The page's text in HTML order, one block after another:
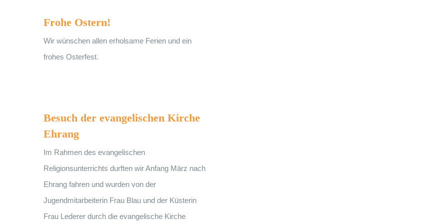
Frohe Ostern!
Wir wünschen allen erholsame Ferien und ein
frohes Osterfest.
Besuch der evangelischen Kirche
Ehrang
Im Rahmen des evangelischen
Religionsunterrichts durften wir Anfang März nach
Ehrang fahren und wurden von der
Jugendmitarbeiterin Frau Blau und der Küsterin
Frau Lederer durch die evangelische Kirche